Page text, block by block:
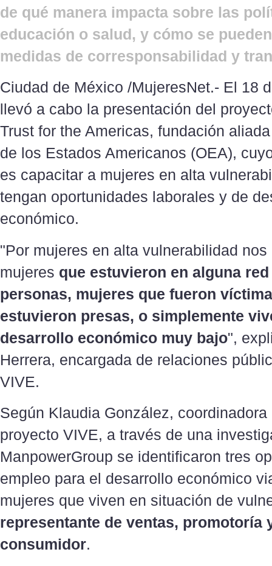
de qué manera impacta sobre las
educación o salud, y cómo se
medidas de corresponsabilidad y
Ciudad de México /MujeresNet.- El 18
llevó a cabo la presentación del
Trust for the Americas, fundación
de los Estados Americanos (OEA),
es capacitar a mujeres en alta
tengan oportunidades laborales y de
económico.
"Por mujeres en alta vulnerabilidad nos
mujeres que estuvieron en alguna
personas, mujeres que fueron
estuvieron presas, o simplemente
desarrollo económico muy bajo",
Herrera, encargada de relaciones
VIVE.
Según Klaudia González,
proyecto VIVE, a través de una
ManpowerGroup se identificaron tres
empleo para el desarrollo económico
mujeres que viven en situación de
representante de ventas, promotoría
consumidor.